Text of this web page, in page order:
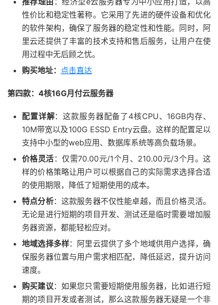
性价比和稳定性著称。它采用了先进的硬件设备和优化
的软件架构，确保了服务器的稳定性和性能。同时，阿
里云还提供了丰富的技术支持和售后服务，让用户在使
用过程中无后顾之忧。
购买地址： 点击直达
第四款：4核16G月付云服务器
配置详解：这款服务器配备了4核CPU、16GB内存、
10M带宽以及100G ESSD Entry云盘。这样的配置足以
支持中小型的web应用、数据库系统等高负载场景。
价格灵活 ：仅需70.00元/1个月、210.00元/3个月。这
样的价格策略让用户可以根据自己的实际需求选择合适
的使用期限，降低了短期使用的成本。
特点分析：这款服务器不仅性能卓越，而且价格灵活。
无论是进行短期的项目开发、测试还是临时需要增加服
务器资源，都能轻松应对。
地域选择多样：阿里云提供了多个地域供用户选择，确
保服务器位置与用户需求相匹配，降低延迟，提升访问
速度。
购买建议：如果您只需要短期使用服务器，比如进行短
期的项目开发或者测试，那么这款服务器无疑是一个非